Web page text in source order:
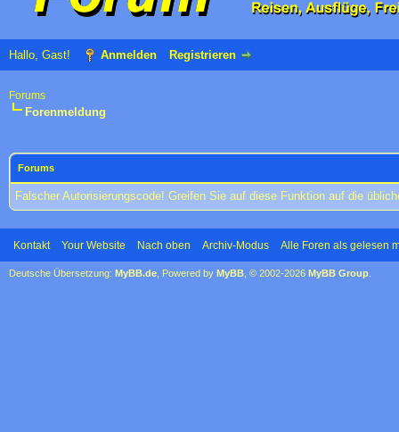
Hallo, Gast! Anmelden Registrieren
Forums
Forenmeldung
Forums
Falscher Autorisierungscode! Greifen Sie auf diese Funktion auf die
Kontakt Your Website Nach oben Archiv-Modus Alle Foren als gelesen
Deutsche Übersetzung: MyBB.de , Powered by MyBB , © 2002-2026 MyBB Group